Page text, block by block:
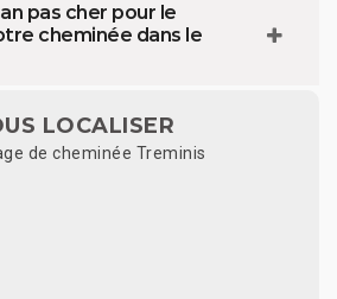
pas cher pour le
cheminée dans le
LOCALISER
de cheminée Treminis